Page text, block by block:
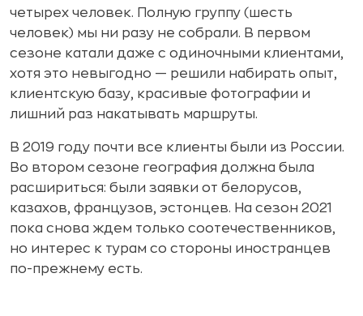
четырех человек. Полную группу (шесть
человек) мы ни разу не собрали. В первом
сезоне катали даже с одиночными клиентами,
хотя это невыгодно — решили набирать опыт,
клиентскую базу, красивые фотографии и
лишний раз накатывать маршруты.
В 2019 году почти все клиенты были из России.
Во втором сезоне география должна была
расшириться: были заявки от белорусов,
казахов, французов, эстонцев. На сезон 2021
пока снова ждем только соотечественников,
но интерес к турам со стороны иностранцев
по-прежнему есть.